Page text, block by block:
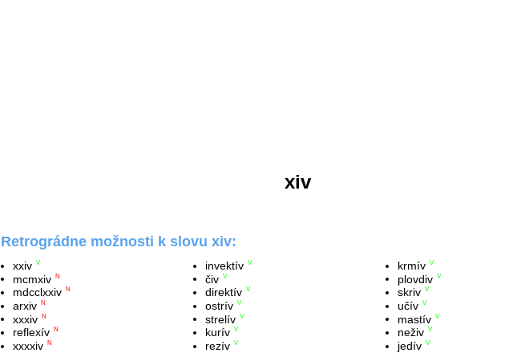
xiv
Retrográdne možnosti k slovu xiv:
xxiv V
mcmxiv N
mdcclxxiv N
arxiv N
xxxiv N
reflexív N
xxxxiv N
invektív V
čiv V
direktív V
ostrív V
strelív V
kurív V
rezív V
krmív V
plovdiv V
skriv V
učív V
mastív V
neživ V
jedív V